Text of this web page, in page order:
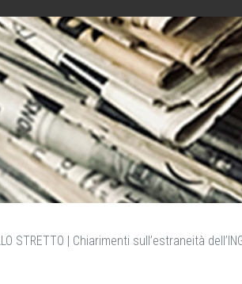
STRETTO | Chiarimenti sull’estraneità